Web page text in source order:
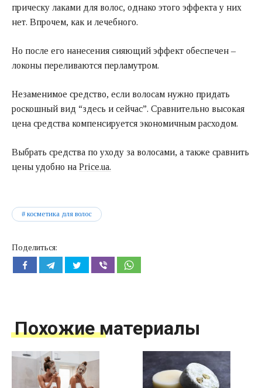
прическу лаками для волос, однако этого эффекта у них
нет. Впрочем, как и лечебного.
Но после его нанесения сияющий эффект обеспечен –
локоны переливаются перламутром.
Незаменимое средство, если волосам нужно придать
роскошный вид “здесь и сейчас”. Сравнительно высокая
цена средства компенсируется экономичным расходом.
Выбрать средства по уходу за волосами, а также сравнить
цены удобно на Price.ua.
косметика для волос
Поделиться:
Похожие материалы